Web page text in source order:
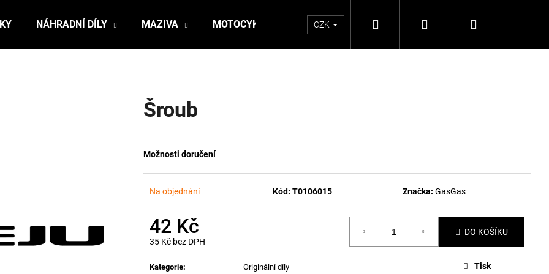
NÁHRADNÍ DÍLY MAZIVA MOTOCYKLY CZK Hledat PřihlášeníNákupní
Šroub
Možnosti doručení
Na objednání Kód: T0106015 Značka:GasGas
42 Kč
35 Kč bez DPH
Měrná
cena:
DO KOŠÍKU
Kategorie:
Originální díly
Tisk
HLEDAT